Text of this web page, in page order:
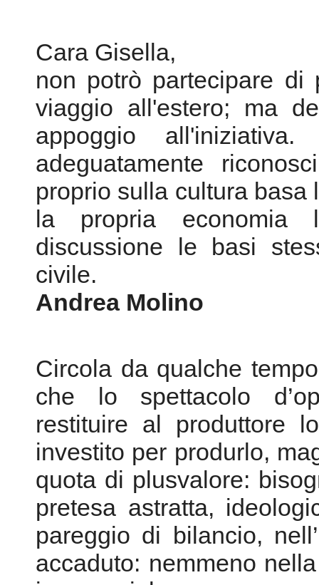
Cara Gisella,
non potrò partecipare
viaggio all'estero; ma
appoggio
adeguatamente
proprio sulla cultura basa
la propria economia
discussione le basi
civile.
Andrea Molino
Circola da qualche
che lo spettacolo
restituire al produttore
investito per produrlo,
quota di plusvalore:
pretesa astratta,
pareggio di bilancio,
accaduto: nemmeno